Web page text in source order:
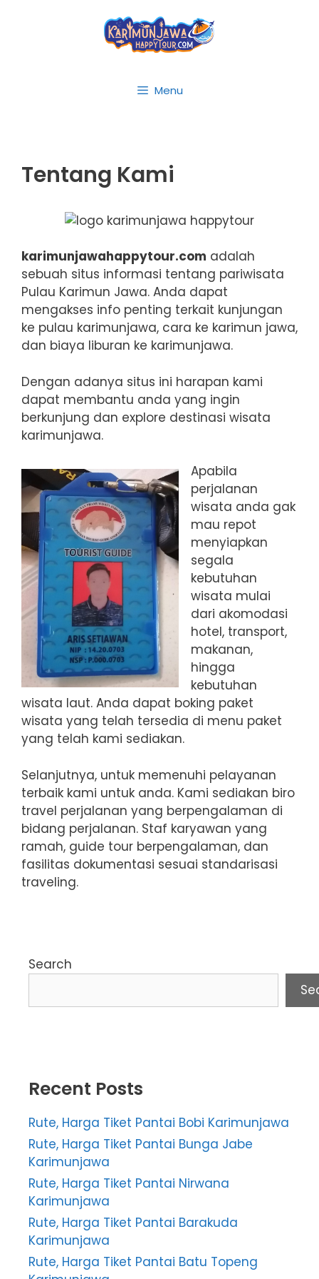
Menu
Tentang Kami
karimunjawahappytour.com adalah
sebuah situs informasi tentang pariwisata
Pulau Karimun Jawa. Anda dapat
mengakses info penting terkait kunjungan
ke pulau karimunjawa, cara ke karimun jawa,
dan biaya liburan ke karimunjawa.
Dengan adanya situs ini harapan kami
dapat membantu anda yang ingin
berkunjung dan explore destinasi wisata
karimunjawa.
Apabila
perjalanan
wisata anda gak
mau repot
menyiapkan
segala
kebutuhan
wisata mulai
dari akomodasi
hotel, transport,
makanan,
hingga
kebutuhan
wisata laut. Anda dapat boking paket
wisata yang telah tersedia di menu paket
yang telah kami sediakan.
Selanjutnya, untuk memenuhi pelayanan
terbaik kami untuk anda. Kami sediakan biro
travel perjalanan yang berpengalaman di
bidang perjalanan. Staf karyawan yang
ramah, guide tour berpengalaman, dan
fasilitas dokumentasi sesuai standarisasi
traveling.
Search
Recent Posts
Rute, Harga Tiket Pantai Bobi Karimunjawa
Rute, Harga Tiket Pantai Bunga Jabe
Karimunjawa
Rute, Harga Tiket Pantai Nirwana
Karimunjawa
Rute, Harga Tiket Pantai Barakuda
Karimunjawa
Rute, Harga Tiket Pantai Batu Topeng